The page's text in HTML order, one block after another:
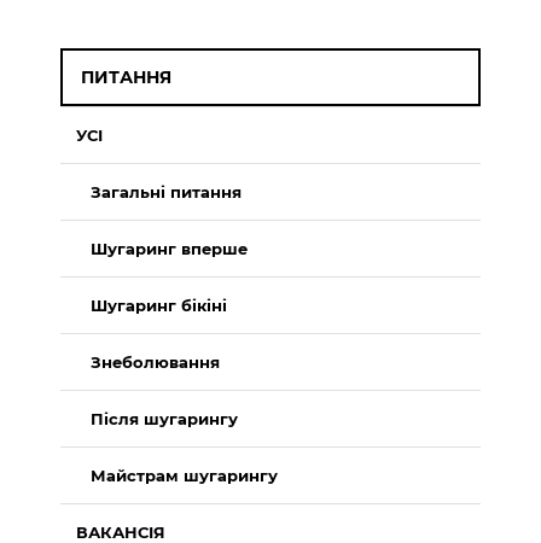
ПИТАННЯ
УСІ
Загальні питання
Шугаринг вперше
Шугаринг бікіні
Знеболювання
Після шугарингу
Майстрам шугарингу
ВАКАНСІЯ